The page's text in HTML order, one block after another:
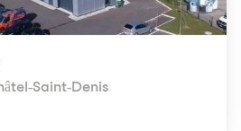
Saint-Denis